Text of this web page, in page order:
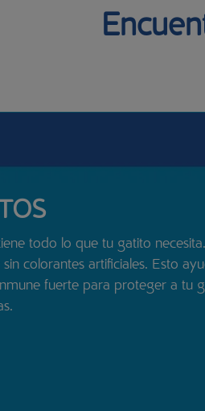
todo lo que tu gatito
colorantes artificiales. Esto
fuerte para proteger a tu